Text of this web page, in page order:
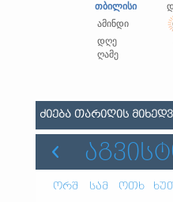
თბილისი
ამინდი
დღე
ღამე
ᲫᲘᲔᲑᲐ ᲗᲐᲠᲘᲦᲘᲡ
ორშ სამ ოთხ